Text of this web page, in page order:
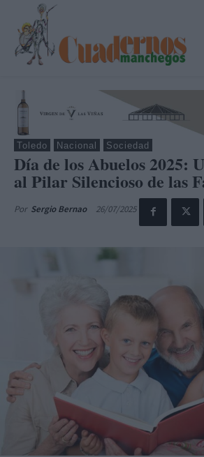
Toledo Nacional Sociedad
Día de los Abuelos 2025:
al Pilar Silencioso de las
Por Sergio Bernao 26/07/2025